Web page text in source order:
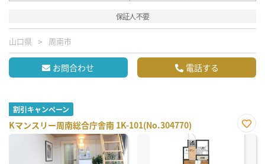
保証人不要
山口県 周南市
お問合わせ 電話する
割引キャンペーン
Kマンスリー周南総合庁舎南 1K-101(No.304770)
お気